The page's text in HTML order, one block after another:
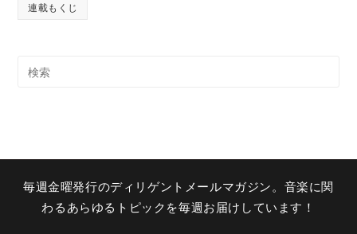
連載もくじ
毎週金曜発行のディリゲントメールマガジン。音楽に関
わるあらゆるトピックを毎週お届けしています！